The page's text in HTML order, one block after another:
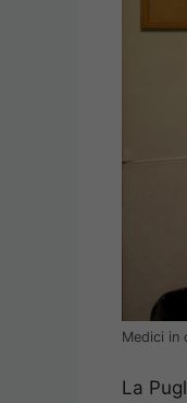
Medici in
La